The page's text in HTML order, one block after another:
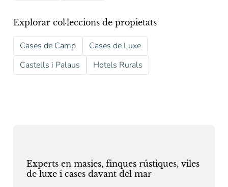
Explorar col·leccions de propietats
Cases de Camp
Cases de Luxe
Castells i Palaus
Hotels Rurals
Experts en masies, finques rústiques, viles
de luxe i cases davant del mar